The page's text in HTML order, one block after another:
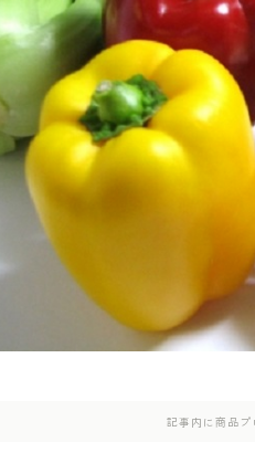
記事内に商品